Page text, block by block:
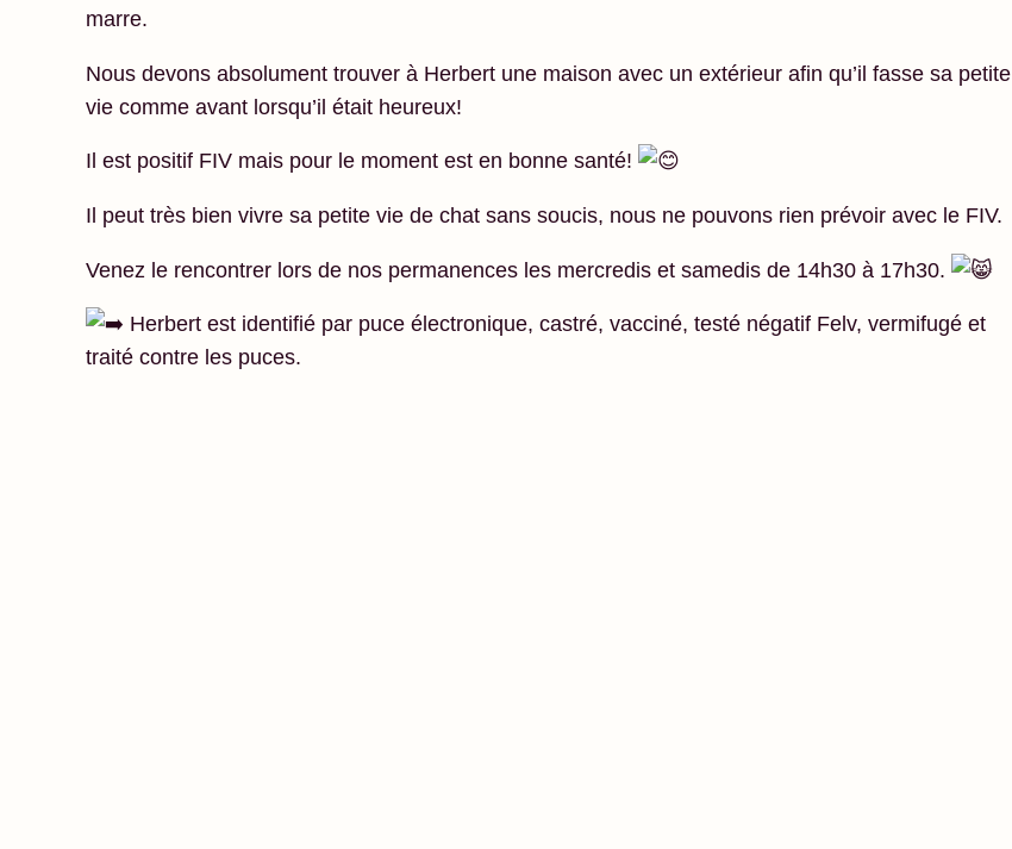
marre.
Nous devons absolument trouver à Herbert une maison avec un extérieur afin qu’il fasse sa petite
vie comme avant lorsqu’il était heureux!
Il est positif FIV mais pour le moment est en bonne santé!
Il peut très bien vivre sa petite vie de chat sans soucis, nous ne pouvons rien prévoir avec le FIV.
Venez le rencontrer lors de nos permanences les mercredis et samedis de 14h30 à 17h30.
Herbert est identifié par puce électronique, castré, vacciné, testé négatif Felv, vermifugé et
traité contre les puces.